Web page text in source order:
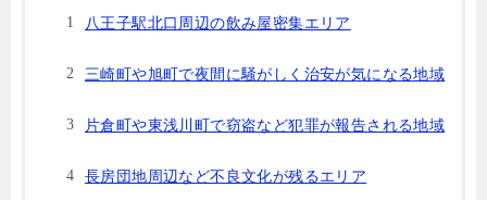
八王子駅北口周辺の飲み屋密集エリア
三崎町や旭町で夜間に騒がしく治安が気になる地域
片倉町や東浅川町で窃盗など犯罪が報告される地域
長房団地周辺など不良文化が残るエリア